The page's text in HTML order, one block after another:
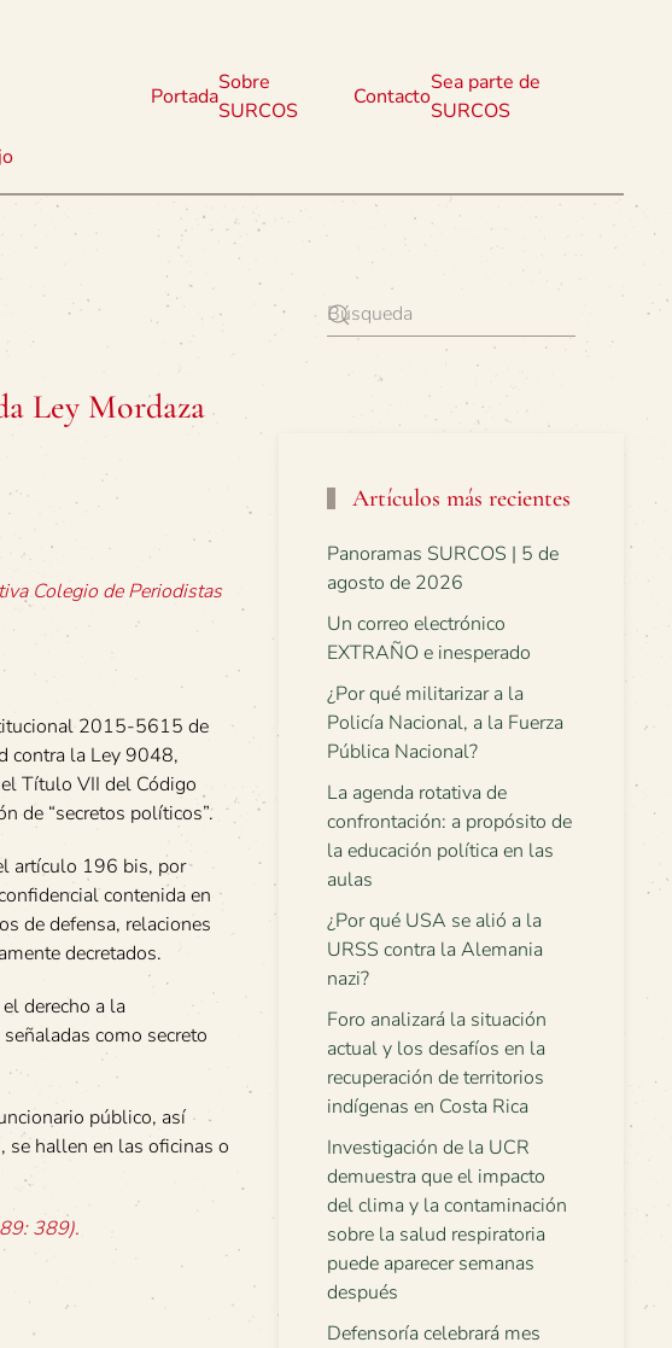
Portada
Sobre
SURCOS
Contacto
Sea parte de
SURCOS
Ley Mordaza
Colegio de Periodistas
2015-5615 de
contra la Ley 9048,
Título VII del Código
de “secretos políticos”.
artículo 196 bis, por
contenida en
de defensa, relaciones
decretados.
derecho a la
como secreto
público, así
se hallen en las oficinas o
389).
Artículos más recientes
Panoramas SURCOS | 5 de
agosto de 2026
Un correo electrónico
EXTRAÑO e inesperado
¿Por qué militarizar a la
Policía Nacional, a la Fuerza
Pública Nacional?
La agenda rotativa de
confrontación: a propósito de
la educación política en las
aulas
¿Por qué USA se alió a la
URSS contra la Alemania
nazi?
Foro analizará la situación
actual y los desafíos en la
recuperación de territorios
indígenas en Costa Rica
Investigación de la UCR
demuestra que el impacto
del clima y la contaminación
sobre la salud respiratoria
puede aparecer semanas
después
Defensoría celebrará mes